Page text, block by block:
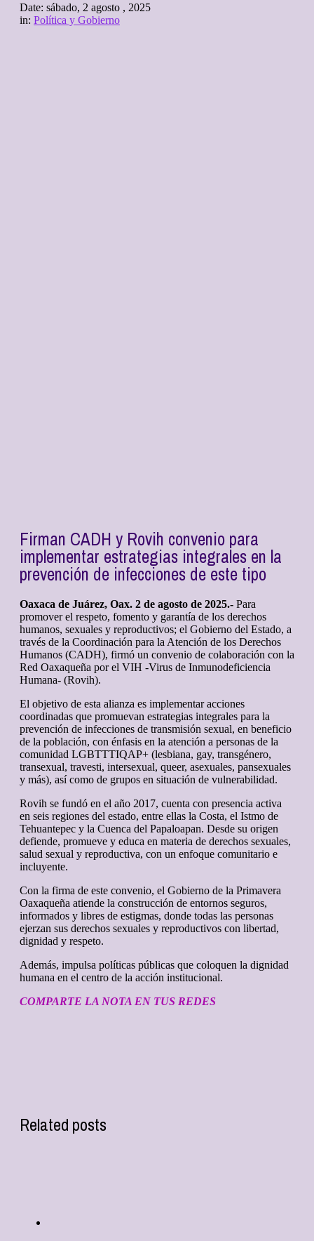
Date: sábado, 2 agosto , 2025
in: Política y Gobierno
Firman CADH y Rovih convenio para
implementar estrategias integrales en la
prevención de infecciones de este tipo
Oaxaca de Juárez, Oax. 2 de agosto de 2025.- Para
promover el respeto, fomento y garantía de los derechos
humanos, sexuales y reproductivos; el Gobierno del Estado, a
través de la Coordinación para la Atención de los Derechos
Humanos (CADH), firmó un convenio de colaboración con la
Red Oaxaqueña por el VIH -Virus de Inmunodeficiencia
Humana- (Rovih).
El objetivo de esta alianza es implementar acciones
coordinadas que promuevan estrategias integrales para la
prevención de infecciones de transmisión sexual, en beneficio
de la población, con énfasis en la atención a personas de la
comunidad LGBTTTIQAP+ (lesbiana, gay, transgénero,
transexual, travesti, intersexual, queer, asexuales, pansexuales
y más), así como de grupos en situación de vulnerabilidad.
Rovih se fundó en el año 2017, cuenta con presencia activa
en seis regiones del estado, entre ellas la Costa, el Istmo de
Tehuantepec y la Cuenca del Papaloapan. Desde su origen
defiende, promueve y educa en materia de derechos sexuales,
salud sexual y reproductiva, con un enfoque comunitario e
incluyente.
Con la firma de este convenio, el Gobierno de la Primavera
Oaxaqueña atiende la construcción de entornos seguros,
informados y libres de estigmas, donde todas las personas
ejerzan sus derechos sexuales y reproductivos con libertad,
dignidad y respeto.
Además, impulsa políticas públicas que coloquen la dignidad
humana en el centro de la acción institucional.
COMPARTE LA NOTA EN TUS REDES
Related posts